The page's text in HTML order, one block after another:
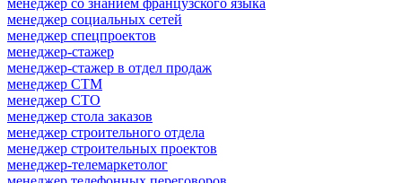
менеджер социальных сетей
менеджер спецпроектов
менеджер-стажер
менеджер-стажер в отдел продаж
менеджер СТМ
менеджер СТО
менеджер стола заказов
менеджер строительного отдела
менеджер строительных проектов
менеджер-телемаркетолог